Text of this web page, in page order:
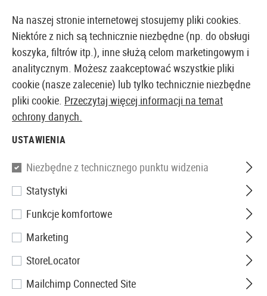
EUROPEJSKI AIRSOFT SKLEP I HURTOWNIA
Strona główna
USMC Fighting Knife
Na naszej stronie internetowej stosujemy pliki cookies.
Niektóre z nich są technicznie niezbędne (np. do obsługi
koszyka, filtrów itp.), inne służą celom marketingowym i
analitycznym. Możesz zaakceptować wszystkie pliki
cookie (nasze zalecenie) lub tylko technicznie niezbędne
pliki cookie. Przeczytaj więcej informacji na temat
ochrony danych.
USTAWIENIA
Niezbędne z technicznego punktu widzenia
Statystyki
Funkcje komfortowe
Marketing
StoreLocator
Mailchimp Connected Site